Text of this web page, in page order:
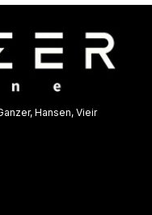
Hansen, Vieir